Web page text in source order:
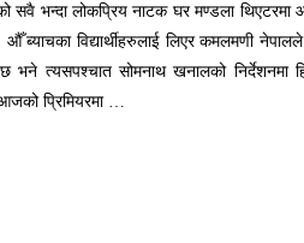
सवै भन्दा लोकप्रिय नाटक घर मण्डला
विद्यार्थीहरुलाई लिएर कमलमणी नेपालले
भने त्यसपश्चात सोमनाथ खनालको निर्देशनमा
प्रिमियरमा …